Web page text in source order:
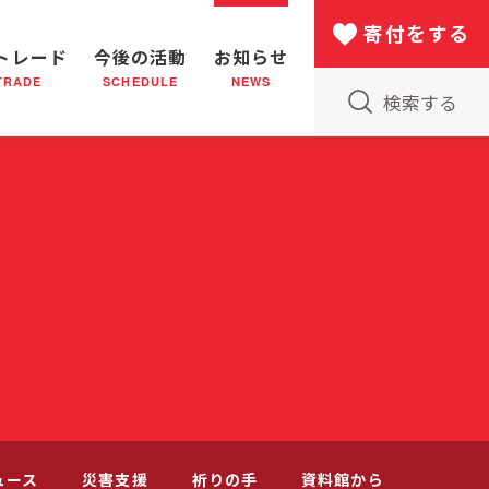
小隊(教会)のはたらき 日本における救世軍の130年
バザー 災害支援
物のご案内
レード 今後の活動
SCHEDULE
お知らせ
NEWS
検索する
寄付をする
ース 災害支援 祈りの手 資料館から